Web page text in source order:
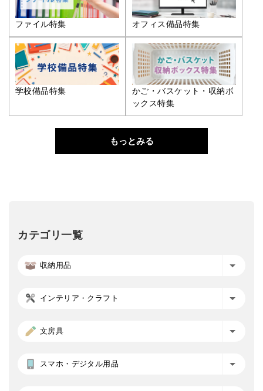
ファイル特集 オフィス備品特集
学校備品特集
かご・バスケット・収納ボ
ックス特集
もっとみる
カテゴリ一覧
収納用品
インテリア・クラフト
文房具
スマホ・デジタル用品